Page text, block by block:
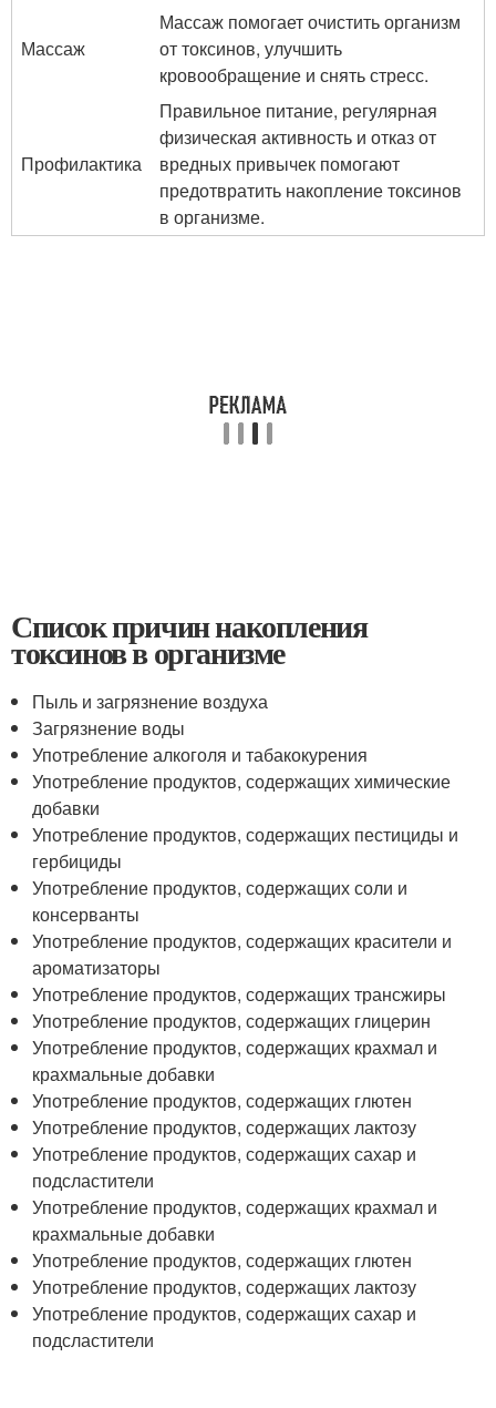
Массаж
Массаж помогает очистить организм
от токсинов, улучшить
кровообращение и снять стресс.
Профилактика
Правильное питание, регулярная
физическая активность и отказ от
вредных привычек помогают
предотвратить накопление токсинов
в организме.
Список причин накопления
токсинов в организме
Пыль и загрязнение воздуха
Загрязнение воды
Употребление алкоголя и табакокурения
Употребление продуктов, содержащих химические
добавки
Употребление продуктов, содержащих пестициды и
гербициды
Употребление продуктов, содержащих соли и
консерванты
Употребление продуктов, содержащих красители и
ароматизаторы
Употребление продуктов, содержащих трансжиры
Употребление продуктов, содержащих глицерин
Употребление продуктов, содержащих крахмал и
крахмальные добавки
Употребление продуктов, содержащих глютен
Употребление продуктов, содержащих лактозу
Употребление продуктов, содержащих сахар и
подсластители
Употребление продуктов, содержащих крахмал и
крахмальные добавки
Употребление продуктов, содержащих глютен
Употребление продуктов, содержащих лактозу
Употребление продуктов, содержащих сахар и
подсластители